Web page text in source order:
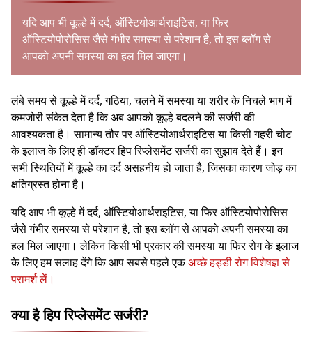
यदि आप भी कूल्हे में दर्द, ऑस्टियोआर्थराइटिस, या फिर
ऑस्टियोपोरोसिस जैसे गंभीर समस्या से परेशान है, तो इस ब्लॉग से
आपको अपनी समस्या का हल मिल जाएगा।
लंबे समय से कूल्हे में दर्द, गठिया, चलने में समस्या या शरीर के निचले भाग में
कमजोरी संकेत देता है कि अब आपको कूल्हे बदलने की सर्जरी की
आवश्यकता है। सामान्य तौर पर ऑस्टियोआर्थराइटिस या किसी गहरी चोट
के इलाज के लिए ही डॉक्टर हिप रिप्लेसमेंट सर्जरी का सुझाव देते हैं। इन
सभी स्थितियों में कूल्हे का दर्द असहनीय हो जाता है, जिसका कारण जोड़ का
क्षतिग्रस्त होना है।
यदि आप भी कूल्हे में दर्द, ऑस्टियोआर्थराइटिस, या फिर ऑस्टियोपोरोसिस
जैसे गंभीर समस्या से परेशान है, तो इस ब्लॉग से आपको अपनी समस्या का
हल मिल जाएगा। लेकिन किसी भी प्रकार की समस्या या फिर रोग के इलाज
के लिए हम सलाह देंगे कि आप सबसे पहले एकअच्छे हड्डी रोग विशेषज्ञ से
परामर्श लें।
क्या है हिप रिप्लेसमेंट सर्जरी?